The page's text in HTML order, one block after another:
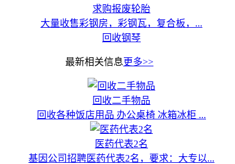
求购报废轮胎
大量收售彩钢房，彩钢瓦，复合板，...
回收钢琴
最新相关信息更多>>
回收二手物品
回收各种饭店用品 办公桌椅 冰箱冰柜 ...
医药代表2名
基因公司招聘医药代表2名，要求：大专以...